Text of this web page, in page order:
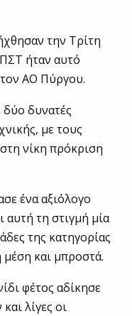
την Τρίτη
ήταν αυτό
ΑΟ Πύργου.
δύο δυνατές
με τους
νίκη πρόκριση
ένα αξιόλογο
αυτή τη στιγμή μία
της κατηγορίας
μέση και μπροστά.
φέτος αδίκησε
λίγες οι